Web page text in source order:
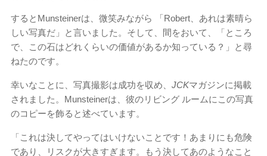
するとMunsteinerは、微笑みながら 「Robert、あれは素晴ら
しい写真だ」と言いました。そして、間をおいて、「ところ
で、この石はどれくらいの価値があるか知っている？」と尋
ねたのです。
幸いなことに、写真撮影は成功を収め、 JCKマガジンに掲載
されました。Munsteinerは、彼のリビング ルームにこの写真
のコピーを飾ると述べています。
「これは決してやってはいけないことです！あまりにも危険
であり、リスクが大きすぎます。もう決してあのようなこと